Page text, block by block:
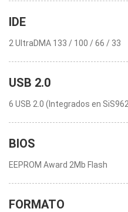
IDE
2 UltraDMA 133 / 100 / 66 / 33
USB 2.0
6 USB 2.0 (Integrados en
BIOS
EEPROM Award 2Mb Flash
FORMATO